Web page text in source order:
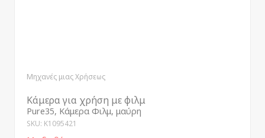
Μηχανές μιας Χρήσεως
Κάμερα για χρήση με φιλμ
Pure35, Κάμερα Φιλμ, μαύρη
SKU: K1095421